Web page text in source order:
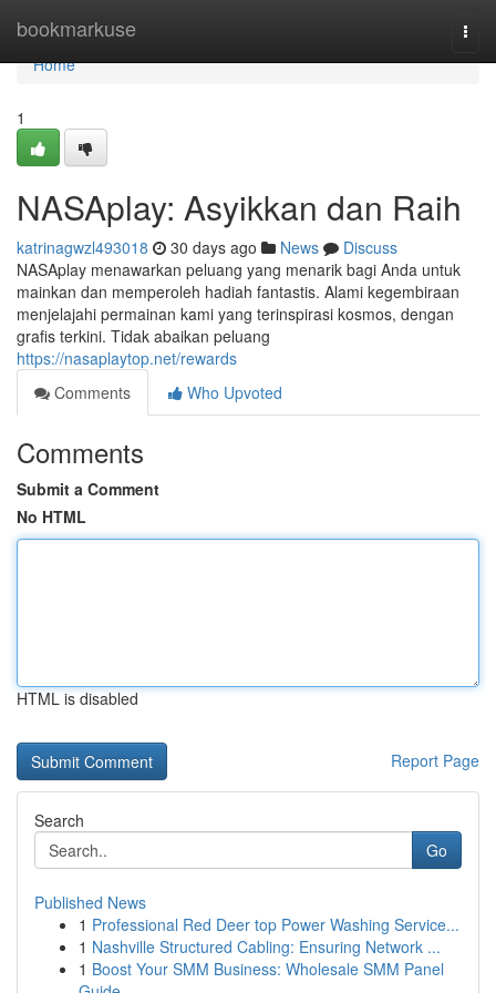
bookmarkuse
Home
Home
1
NASAplay: Asyikkan dan Raih
katrinagwzl493018 30 days ago News
Discuss
NASAplay menawarkan peluang yang menarik bagi Anda untuk
mainkan dan memperoleh hadiah fantastis. Alami kegembiraan
menjelajahi permainan kami yang terinspirasi kosmos, dengan
grafis terkini. Tidak abaikan peluang
https://nasaplaytop.net/rewards
Comments
Who Upvoted
Comments
Submit a Comment
No HTML
HTML is disabled
Report Page
Search
Go
Published News
1 Professional Red Deer top Power Washing Service...
1 Nashville Structured Cabling: Ensuring Network ...
1 Boost Your SMM Business: Wholesale SMM Panel